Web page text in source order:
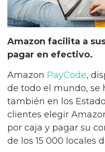
Amazon facilita a
pagar en efectivo.
Amazon PayCode,
de todo el mundo, se
también en los
clientes elegir
por caja y pagar su
de los 15 000 locales